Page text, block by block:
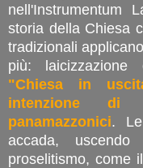
nell'Instrumentum
storia della Chiesa
tradizionali
più: laicizzazione
"Chiesa in
intenzione di
panamazzonici.
accada,
proselitismo, come